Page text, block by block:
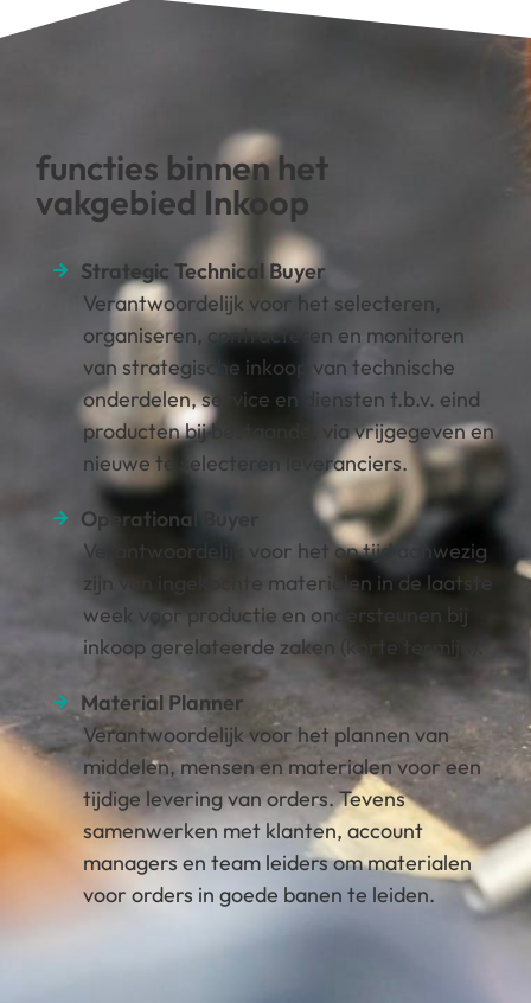
functies binnen het
vakgebied Inkoop
Strategic Technical Buyer
Verantwoordelijk voor het selecteren,
organiseren, contracteren en monitoren
van strategische inkoop van technische
onderdelen, service en diensten t.b.v. eind
producten bij bestaande, via vrijgegeven en
nieuwe te selecteren leveranciers.
Operational Buyer
Verantwoordelijk voor het op tijd aanwezig
zijn van ingekochte materialen in de laatste
week voor productie en ondersteunen bij
inkoop gerelateerde zaken (korte termijn).
Material Planner
Verantwoordelijk voor het plannen van
middelen, mensen en materialen voor een
tijdige levering van orders. Tevens
samenwerken met klanten, account
managers en team leiders om materialen
voor orders in goede banen te leiden.